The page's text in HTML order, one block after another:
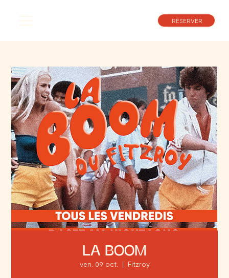
RÉSERVER
LA BOOM
ven. 09 oct.
  |
Fitzroy